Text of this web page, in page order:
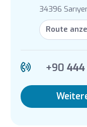
34396
Route
+90